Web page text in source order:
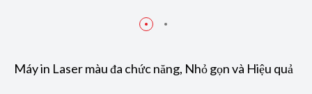
Máy in Laser màu đa chức năng, Nhỏ gọn và Hiệu quả